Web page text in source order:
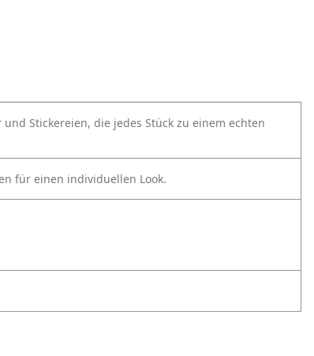
Stickereien, die jedes Stück zu einem echten
für einen individuellen Look.